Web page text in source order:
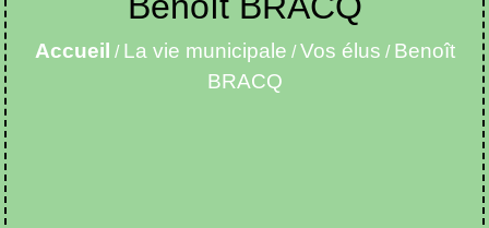
Accueil / La vie municipale /Vos élus / Benoît
BRACQ